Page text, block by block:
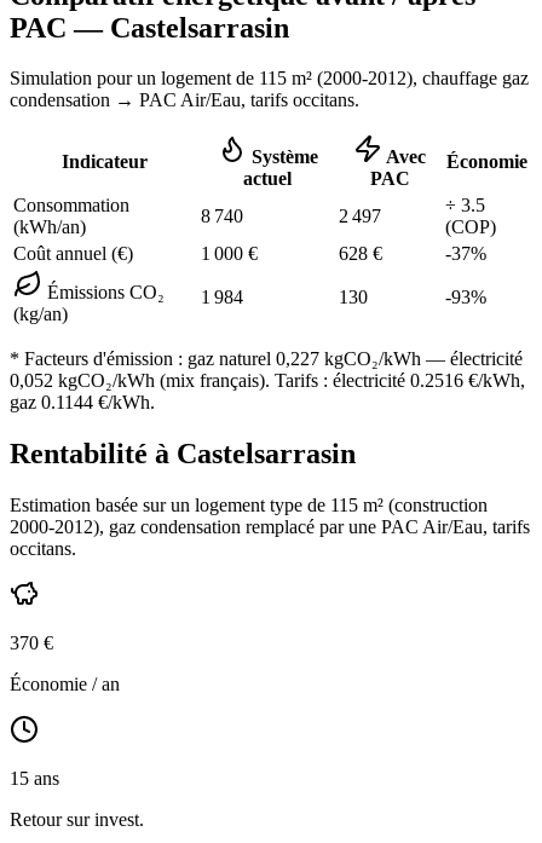
PAC — Castelsarrasin
Simulation pour un logement de 115 m² (2000-2012), chauffage gaz
condensation → PAC Air/Eau, tarifs occitans.
Indicateur
Système
actuel
Avec
PAC
Économie
Consommation
(kWh/an)
8 740 2 497
÷ 3.5
(COP)
Coût annuel (€)
1 000 € 628 € -37%
Émissions CO₂
(kg/an)
1 984 130 -93%
* Facteurs d'émission : gaz naturel 0,227 kgCO₂/kWh — électricité
0,052 kgCO₂/kWh (mix français). Tarifs : électricité 0.2516 €/kWh,
gaz 0.1144 €/kWh.
Rentabilité à Castelsarrasin
Estimation basée sur un logement type de 115 m² (construction
2000-2012), gaz condensation remplacé par une PAC Air/Eau, tarifs
occitans.
370 €
Économie / an
15 ans
Retour sur invest.